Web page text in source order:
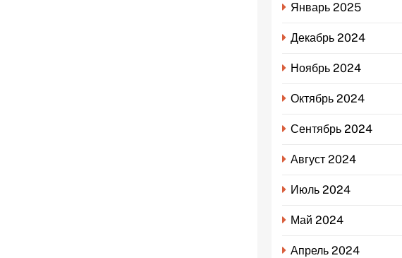
Январь 2025
Декабрь 2024
Ноябрь 2024
Октябрь 2024
Сентябрь 2024
Август 2024
Июль 2024
Май 2024
Апрель 2024